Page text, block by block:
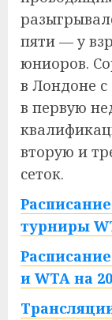
пяти — у
юниоров.
в Лондоне с
в первую
вторую и
сеток.
турниры
и WTA на